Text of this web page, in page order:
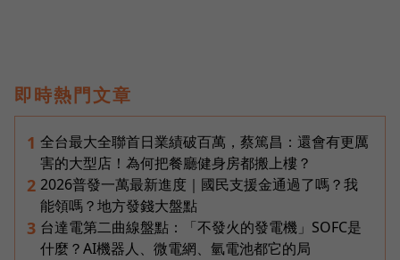
即時熱門文章
1 全台最大全聯首日業績破百萬，蔡篤昌：還會有更厲
害的大型店！為何把餐廳健身房都搬上樓？
2 2026普發一萬最新進度｜國民支援金通過了嗎？我
能領嗎？地方發錢大盤點
3 台達電第二曲線盤點：「不發火的發電機」SOFC是
什麼？AI機器人、微電網、氫電池都它的局